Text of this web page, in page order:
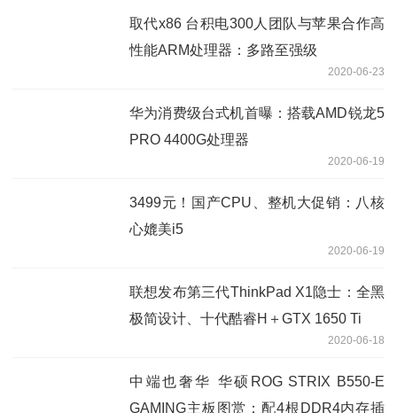
取代x86 台积电300人团队与苹果合作高
性能ARM处理器：多路至强级
2020-06-23
华为消费级台式机首曝：搭载AMD锐龙5
PRO 4400G处理器
2020-06-19
3499元！国产CPU、整机大促销：八核
心媲美i5
2020-06-19
联想发布第三代ThinkPad X1隐士：全黑
极简设计、十代酷睿H＋GTX 1650 Ti
2020-06-18
中端也奢华 华硕ROG STRIX B550-E
GAMING主板图赏：配4根DDR4内存插